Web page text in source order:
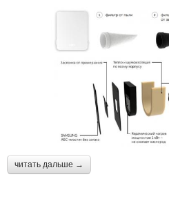
читать дальше →